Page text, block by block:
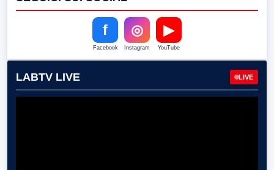
f
Facebook
◎
Instagram
▶
YouTube
LABTV LIVE LIVE